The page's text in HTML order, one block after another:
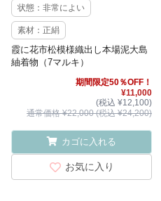
状態：非常によい
素材：正絹
霞に花市松模様織出し本場泥大島
紬着物（7マルキ）
期間限定50％OFF！
¥11,000
(税込 ¥12,100)
通常価格 ¥22,000 (税込 ¥24,200)
カゴに入れる
お気に入り